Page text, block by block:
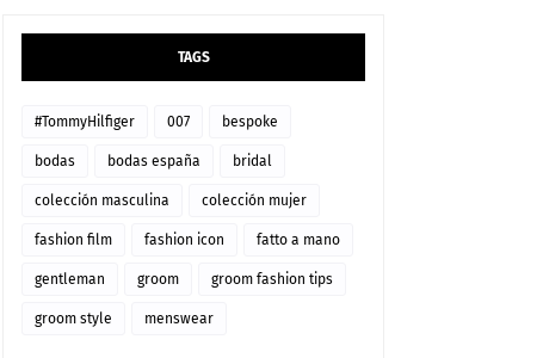
TAGS
#TommyHilfiger 007 bespoke
bodas bodas españa bridal
colección masculina colección mujer
fashion film fashion icon fatto a mano
gentleman groom groom fashion tips
groom style menswear